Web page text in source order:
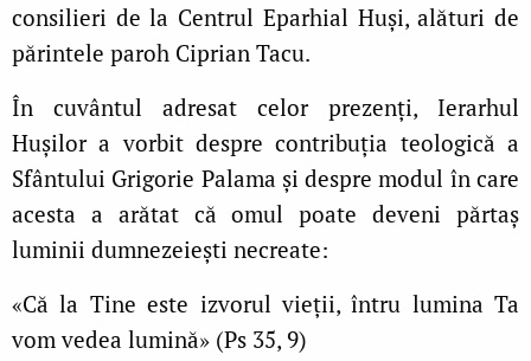
consilieri de la Centrul Eparhial Huși, alături de
părintele paroh Ciprian Tacu.
În cuvântul adresat celor prezenți, Ierarhul
Hușilor a vorbit despre contribuția teologică a
Sfântului Grigorie Palama și despre modul în care
acesta a arătat că omul poate deveni părtaș
luminii dumnezeiești necreate:
«Că la Tine este izvorul vieţii, întru lumina Ta
vom vedea lumină» (Ps 35, 9)